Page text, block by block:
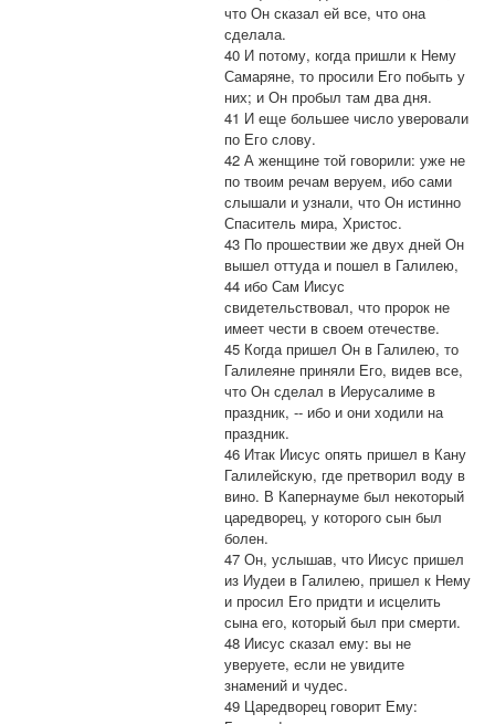
что Он сказал ей все, что она
сделала.
40 И потому, когда пришли к Нему
Самаряне, то просили Его побыть у
них; и Он пробыл там два дня.
41 И еще большее число уверовали
по Его слову.
42 А женщине той говорили: уже не
по твоим речам веруем, ибо сами
слышали и узнали, что Он истинно
Спаситель мира, Христос.
43 По прошествии же двух дней Он
вышел оттуда и пошел в Галилею,
44 ибо Сам Иисус
свидетельствовал, что пророк не
имеет чести в своем отечестве.
45 Когда пришел Он в Галилею, то
Галилеяне приняли Его, видев все,
что Он сделал в Иерусалиме в
праздник, -- ибо и они ходили на
праздник.
46 Итак Иисус опять пришел в Кану
Галилейскую, где претворил воду в
вино. В Капернауме был некоторый
царедворец, у которого сын был
болен.
47 Он, услышав, что Иисус пришел
из Иудеи в Галилею, пришел к Нему
и просил Его придти и исцелить
сына его, который был при смерти.
48 Иисус сказал ему: вы не
уверуете, если не увидите
знамений и чудес.
49 Царедворец говорит Ему: